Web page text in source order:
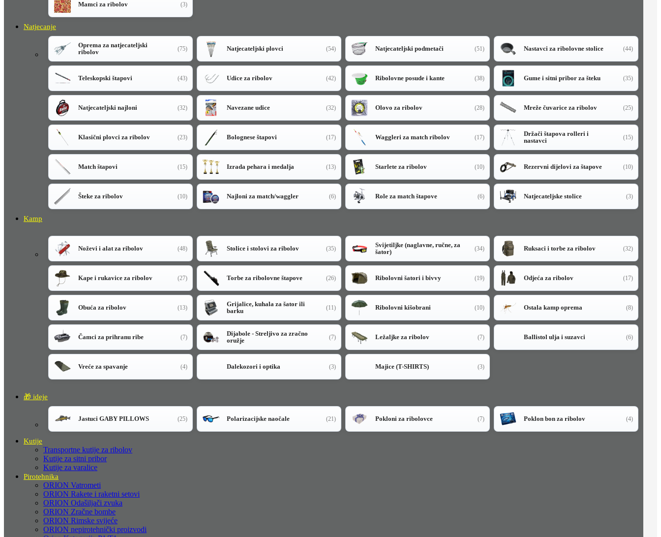
Mamci za ribolov (3)
Natjecanje
Oprema za natjecateljski
ribolov
(75) Natjecateljski plovci (54) Natjecateljski podmetači (51) Nastavci za ribolovne stolice (44)
Teleskopski štapovi (43) Udice za ribolov (42) Ribolovne posude i kante (38) Gume i sitni pribor za šteku (35)
Natjecateljski najloni (32) Navezane udice (32) Olovo za ribolov (28) Mreže čuvarice za ribolov (25)
Klasični plovci za ribolov (23) Bolognese štapovi (17) Waggleri za match ribolov (17)
Držači štapova rolleri i
nastavci
(15)
Match štapovi (15) Izrada pehara i medalja (13) Starlete za ribolov (10) Rezervni dijelovi za štapove (10)
Šteke za ribolov (10) Najloni za match/waggler (6) Role za match štapove (6) Natjecateljske stolice (3)
Kamp
Noževi i alat za ribolov (48) Stolice i stolovi za ribolov (35)
Svijetiljke (naglavne, ručne, za
šator)
(34) Ruksaci i torbe za ribolov (32)
Kape i rukavice za ribolov (27) Torbe za ribolovne štapove (26) Ribolovni šatori i bivvy (19) Odjeća za ribolov (17)
Obuća za ribolov (13)
Grijalice, kuhala za šator ili
barku
(11) Ribolovni kišobrani (10) Ostala kamp oprema (8)
Čamci za prihranu ribe (7)
Dijabole - Streljivo za zračno
oružje
(7) Ležaljke za ribolov (7) Ballistol ulja i suzavci (6)
Vreće za spavanje (4) Dalekozori i optika (3) Majice (T-SHIRTS) (3)
🎁 ideje
Jastuci GABY PILLOWS (25) Polarizacijske naočale (21) Pokloni za ribolovce (7) Poklon bon za ribolov (4)
Kutije
Transportne kutije za ribolov
Kutije za sitni pribor
Kutije za varalice
Pirotehnika
ORION Vatrometi
ORION Rakete i raketni setovi
ORION Odašiljači zvuka
ORION Zračne bombe
ORION Rimske svijeće
ORION nepirotehnički proizvodi